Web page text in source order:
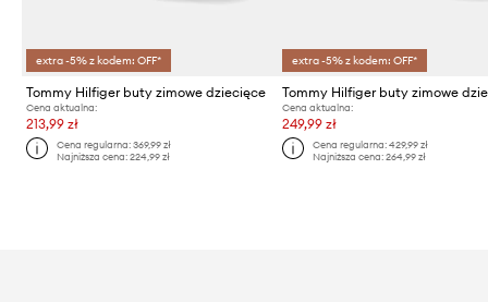
extra -5% z kodem: OFF*
Tommy Hilfiger buty zimowe dziecięce
Cena aktualna:
213,99 zł
Cena regularna:369,99 zł
Najniższa cena:224,99 zł
extra -5% z kodem: OFF*
Tommy Hilfiger buty zimowe
Cena aktualna:
249,99 zł
Cena regularna: 429,99 zł
Najniższa cena: 264,99 zł